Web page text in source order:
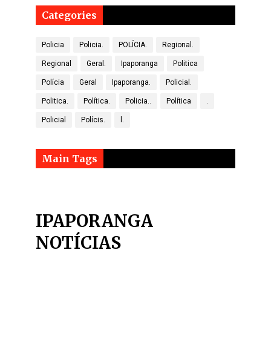
Categories
Policia Policia. POLÍCIA. Regional.
Regional Geral. Ipaporanga Politica
Polícia Geral Ipaporanga. Policial.
Politica. Política. Policia.. Política .
Policial Polícis. l.
Main Tags
IPAPORANGA
NOTÍCIAS